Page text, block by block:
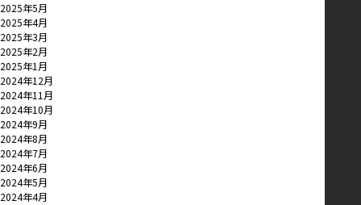
2025年5月
2025年4月
2025年3月
2025年2月
2025年1月
2024年12月
2024年11月
2024年10月
2024年9月
2024年8月
2024年7月
2024年6月
2024年5月
2024年4月